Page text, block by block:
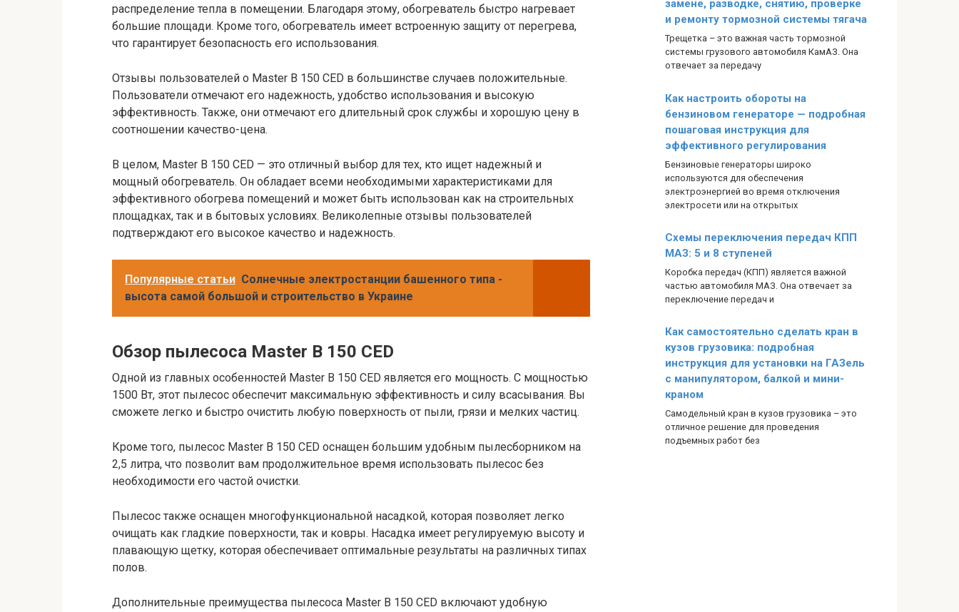
распределение тепла в помещении. Благодаря этому, обогреватель быстро нагревает
большие площади. Кроме того, обогреватель имеет встроенную защиту от перегрева,
что гарантирует безопасность его использования.
Отзывы пользователей о Master B 150 CED в большинстве случаев положительные.
Пользователи отмечают его надежность, удобство использования и высокую
эффективность. Также, они отмечают его длительный срок службы и хорошую цену в
соотношении качество-цена.
В целом, Master B 150 CED — это отличный выбор для тех, кто ищет надежный и
мощный обогреватель. Он обладает всеми необходимыми характеристиками для
эффективного обогрева помещений и может быть использован как на строительных
площадках, так и в бытовых условиях. Великолепные отзывы пользователей
подтверждают его высокое качество и надежность.
Популярные статьи Солнечные электростанции башенного типа -
высота самой большой и строительство в Украине
Обзор пылесоса Master B 150 CED
Одной из главных особенностей Master B 150 CED является его мощность. С мощностью
1500 Вт, этот пылесос обеспечит максимальную эффективность и силу всасывания. Вы
сможете легко и быстро очистить любую поверхность от пыли, грязи и мелких частиц.
Кроме того, пылесос Master B 150 CED оснащен большим удобным пылесборником на
2,5 литра, что позволит вам продолжительное время использовать пылесос без
необходимости его частой очистки.
Пылесос также оснащен многофункциональной насадкой, которая позволяет легко
очищать как гладкие поверхности, так и ковры. Насадка имеет регулируемую высоту и
плавающую щетку, которая обеспечивает оптимальные результаты на различных типах
полов.
Дополнительные преимущества пылесоса Master B 150 CED включают удобную
замене, разводке, снятию, проверке
и ремонту тормозной системы тягача
Трещетка – это важная часть тормозной
системы грузового автомобиля КамАЗ. Она
отвечает за передачу
Как настроить обороты на
бензиновом генераторе — подробная
пошаговая инструкция для
эффективного регулирования
Бензиновые генераторы широко
используются для обеспечения
электроэнергией во время отключения
электросети или на открытых
Схемы переключения передач КПП
МАЗ: 5 и 8 ступеней
Коробка передач (КПП) является важной
частью автомобиля МАЗ. Она отвечает за
переключение передач и
Как самостоятельно сделать кран в
кузов грузовика: подробная
инструкция для установки на ГАЗель
с манипулятором, балкой и мини-
краном
Самодельный кран в кузов грузовика – это
отличное решение для проведения
подъемных работ без